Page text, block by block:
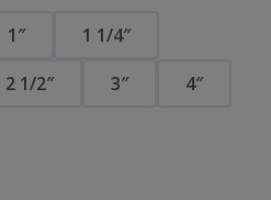
1″
1 1/4″
2 1/2″ 3″ 4″